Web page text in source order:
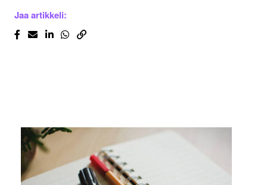
Jaa artikkeli: